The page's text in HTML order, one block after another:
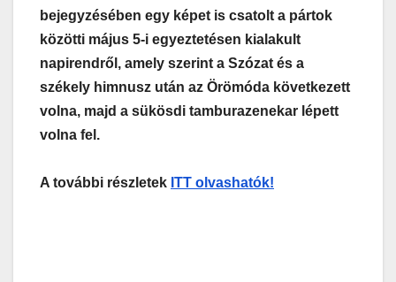
bejegyzésében egy képet is csatolt a pártok
közötti május 5-i egyeztetésen kialakult
napirendről, amely szerint a Szózat és a
székely himnusz után az Örömóda következett
volna, majd a sükösdi tamburazenekar lépett
volna fel.
A további részletek ITT olvashatók!